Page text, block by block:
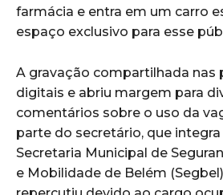
farmácia e entra em um carro
espaço exclusivo para esse
A gravação compartilhada nas
digitais e abriu margem para
comentários sobre o uso da
parte do secretário, que
Secretaria Municipal de
e Mobilidade de Belém